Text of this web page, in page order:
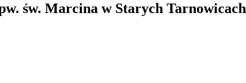
św. Marcina w Starych Tarnowicach